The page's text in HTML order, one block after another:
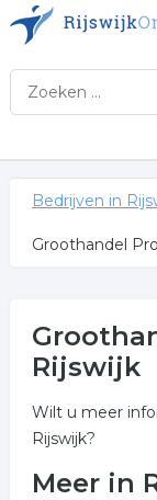
Bedrijven in
Groothandel
Rijswijk
Wilt u meer
Rijswijk?
Meer in